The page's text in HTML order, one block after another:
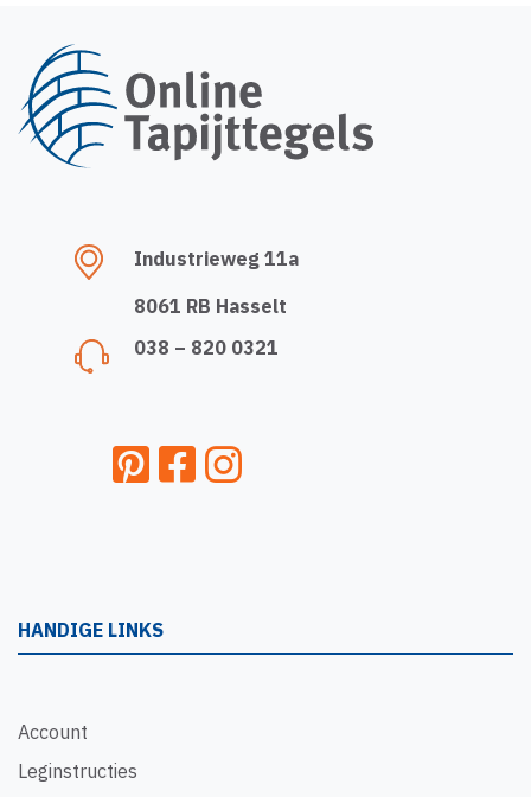
Industrieweg 11a
8061 RB Hasselt
038 – 820 0321
HANDIGE LINKS
Account
Leginstructies